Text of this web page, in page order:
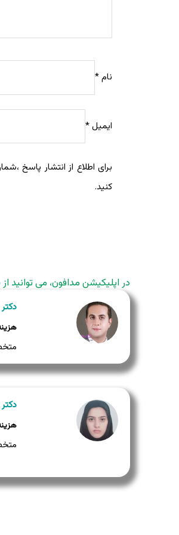
نام*
ایمیل*
برای اطلاع از انتشار پاسخ
کنید.
در اپلیکیشن مدافون، می توانید